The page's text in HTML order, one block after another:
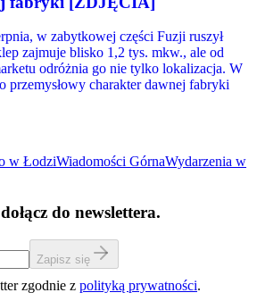
w zabytkowej części Fuzji ruszył
zajmuje blisko 1,2 tys. mkw., ale od
odróżnia go nie tylko lokalizacja. W
przemysłowy charakter dawnej fabryki
w ŁodziWiadomości GórnaWydarzenia w
do newslettera.
Zapisz się
zgodnie z polityką prywatności.